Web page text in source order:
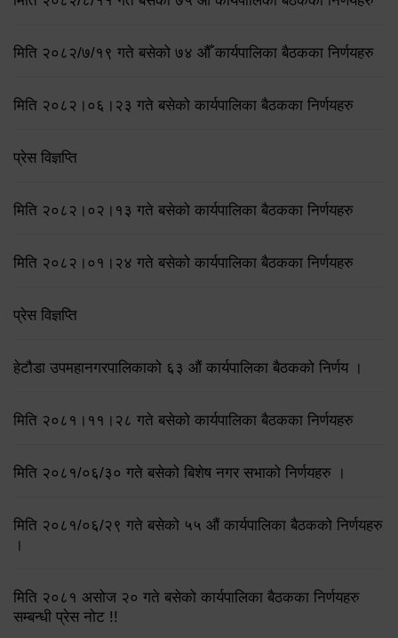
मिति २०८२/७/१९ गते बसेको ७४ औँ कार्यपालिका बैठकका निर्णयहरु
मिति २०८२।०६।२३ गते बसेको कार्यपालिका बैठकका निर्णयहरु
प्रेस विज्ञप्ति
मिति २०८२।०२।१३ गते बसेको कार्यपालिका बैठकका निर्णयहरु
मिति २०८२।०१।२४ गते बसेको कार्यपालिका बैठकका निर्णयहरु
प्रेस विज्ञप्ति
हेटौडा उपमहानगरपालिकाको ६३ औं कार्यपालिका बैठकको निर्णय ।
मिति २०८१।११।२८ गते बसेको कार्यपालिका बैठकका निर्णयहरु
मिति २०८१/०६/३० गते बसेको बिशेष नगर सभाको निर्णयहरु ।
मिति २०८१/०६/२९ गते बसेको ५५ औं कार्यपालिका बैठकको निर्णयहरु
।
मिति २०८१ असोज २० गते बसेको कार्यपालिका बैठकका निर्णयहरु
सम्बन्धी प्रेस नोट !!